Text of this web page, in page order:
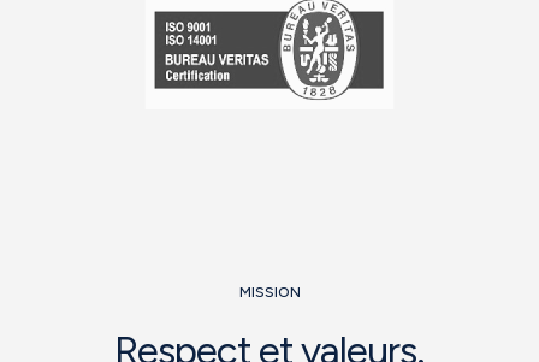
MISSION
Respect et valeurs.